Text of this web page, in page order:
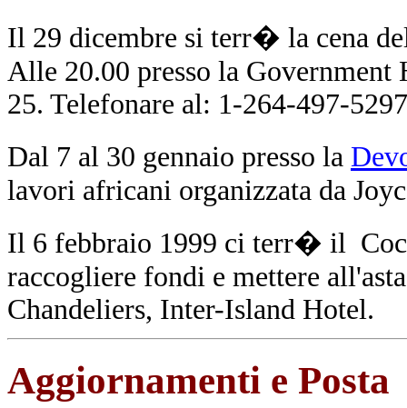
Il 29 dicembre si terr� la cena
Alle 20.00 presso la
25. Telefonare al: 1-264-497-
Dal 7 al 30 gennaio presso la
lavori africani organizzata da
Il 6 febbraio 1999 ci terr� il
raccogliere fondi e mettere
Chandeliers, Inter-Island Hotel.
Aggiornamenti e Posta